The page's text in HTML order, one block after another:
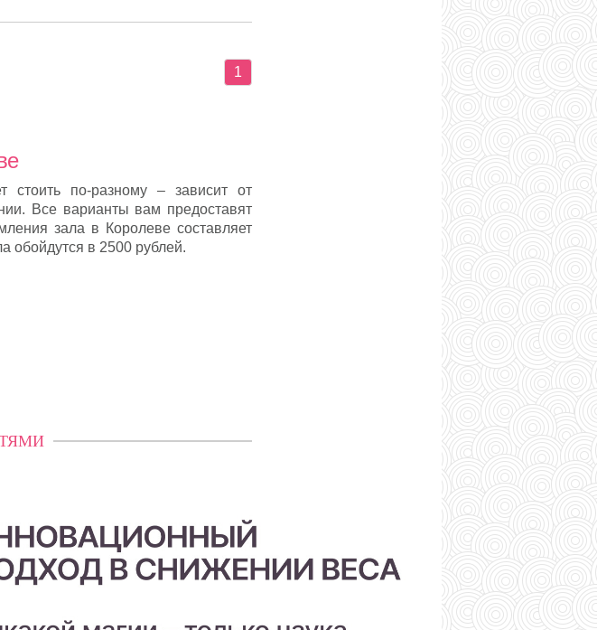
1
по-разному – зависит от
Все варианты вам предоставят
зала в Королеве составляет
обойдутся в 2500 рублей.